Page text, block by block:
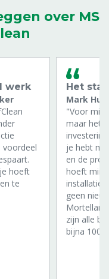
over MS
werk
voordeel
hoeft
te
Het
Mark
"Voor mij
maar het
je hebt
en de
hoeft
installatie
geen
Mortellaro
zijn alle
bijna